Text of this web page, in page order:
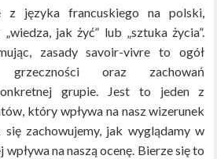
z języka francuskiego na polski,
jak żyć” lub „sztuka życia”.
zasady savoir-vivre to ogół
grzeczności oraz zachowań
grupie. Jest to jeden z
który wpływa na nasz wizerunek
zachowujemy, jak wyglądamy w
wpływa na naszą ocenę. Bierze się to